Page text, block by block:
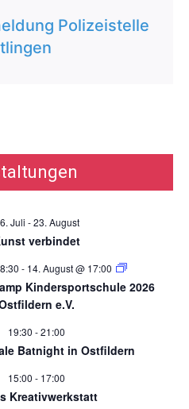
Polizeistelle
Juli -23. August
verbindet
- 14. August @ 17:00
Kindersportschule 2026
e.V.
19:30 -21:00
Batnight in Ostfildern
15:00 - 17:00
Kreativwerkstatt